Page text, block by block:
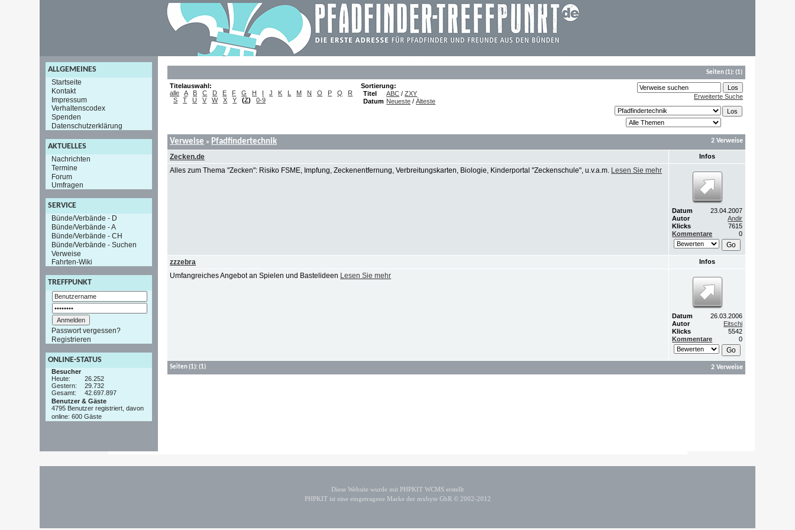
ALLGEMEINES
Startseite
Kontakt
Impressum
Verhaltenscodex
Spenden
Datenschutzerklärung
AKTUELLES
Nachrichten
Termine
Forum
Umfragen
SERVICE
Bünde/Verbände - D
Bünde/Verbände - A
Bünde/Verbände - CH
Bünde/Verbände - Suchen
Verweise
Fahrten-Wiki
TREFFPUNKT
Passwort vergessen?
Registrieren
ONLINE-STATUS
Besucher
Heute:
26.252
Gestern:
29.732
Gesamt:
42.697.897
Benutzer & Gäste
4795 Benutzer registriert, davon
online: 600 Gäste
Seiten(1):(1)
Titelauswahl:
alle
A B C D E F G H I J K L M N O P Q
R
S
T U V W X Y (Z) 0-9
Sortierung:
Titel
ABC /ZXY
Datum Neueste /Älteste
Erweiterte Suche
Verweise » Pfadfindertechnik 2 Verweise
Zecken.de Infos
Alles zum Thema "Zecken": Risiko FSME, Impfung, Zeckenentfernung, Verbreitungskarten, Biologie, Kinderportal "Zeckenschule", u.v.a.m. Lesen Sie mehr
Datum
23.04.2007
Autor
Andir
Klicks
7615
Kommentare
0
zzzebra Infos
Umfangreiches Angebot an Spielen und Bastelideen Lesen Sie mehr
Datum
26.03.2006
Autor
Eitschi
Klicks
5542
Kommentare
0
Seiten(1):(1) 2 Verweise
Diese Website wurde mit PHPKIT WCMS erstellt
PHPKIT ist eine eingetragene Marke der mxbyte GbR © 2002-2012